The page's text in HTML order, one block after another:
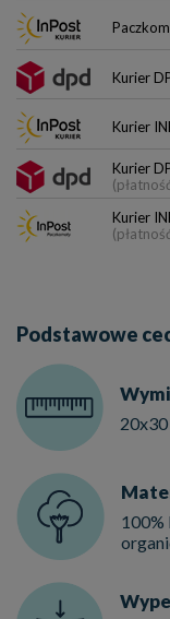
Kurier
Kurier
Kurier
Kurier
Podstawowe
20x30
100%